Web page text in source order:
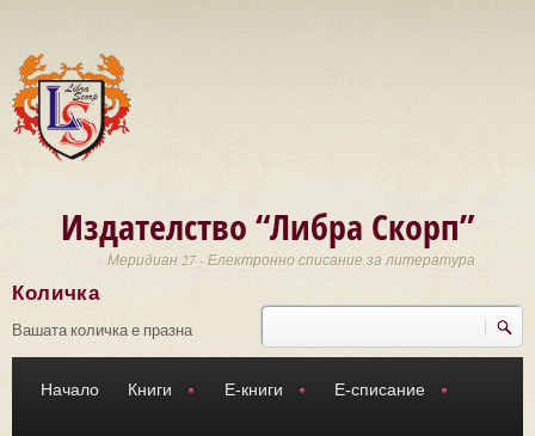
Издателство “Либра Скорп”
Меридиан 27 - Електронно списание за литература
Търси
Количка
Вашата количка е празна
Начало Книги Е-книги Е-списание